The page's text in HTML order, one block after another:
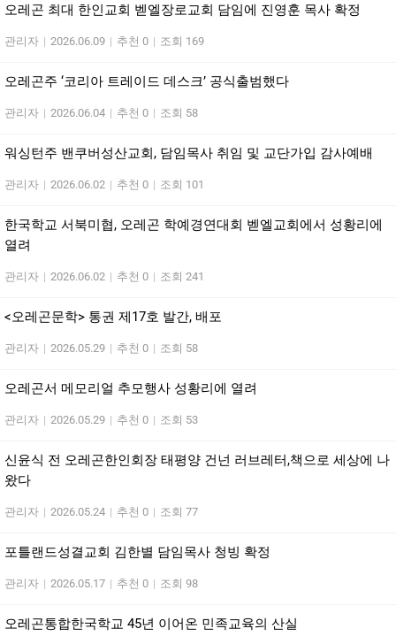
오레곤 최대 한인교회 벧엘장로교회 담임에 진영훈 목사 확정
관리자 | 2026.06.09 | 추천 0 | 조회 169
오레곤주 ‘코리아 트레이드 데스크’ 공식출범했다
관리자 | 2026.06.04 | 추천 0 | 조회 58
워싱턴주 밴쿠버성산교회, 담임목사 취임 및 교단가입 감사예배
관리자 | 2026.06.02 | 추천 0 | 조회 101
한국학교 서북미협, 오레곤 학예경연대회 벧엘교회에서 성황리에
열려
관리자 | 2026.06.02 | 추천 0 | 조회 241
<오레곤문학> 통권 제17호 발간, 배포
관리자 | 2026.05.29 | 추천 0 | 조회 58
오레곤서 메모리얼 추모행사 성황리에 열려
관리자 | 2026.05.29 | 추천 0 | 조회 53
신윤식 전 오레곤한인회장 태평양 건넌 러브레터,책으로 세상에 나
왔다
관리자 | 2026.05.24 | 추천 0 | 조회 77
포틀랜드성결교회 김한별 담임목사 청빙 확정
관리자 | 2026.05.17 | 추천 0 | 조회 98
오레곤통합한국학교 45년 이어온 민족교육의 산실